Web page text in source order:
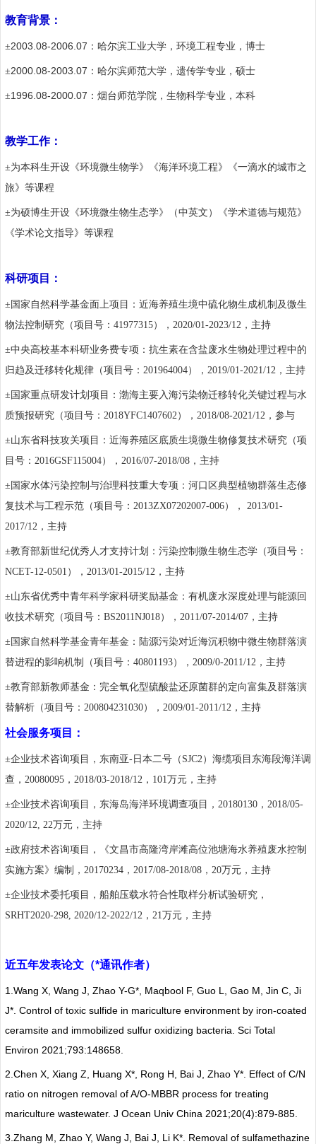
教育背景：
±2003.08-2006.07 ：哈尔滨工业大学，环境工程专业，博士
±2000.08-2003.07 ：哈尔滨师范大学，遗传学专业，硕士
±1996.08-2000.07 ：烟台师范学院，生物科学专业，本科
教学工作：
±为本科生开设《环境微生物学》《海洋环境工程》《一滴水的城市之
旅》等课程
±为硕博生开设《环境微生物生态学》（中英文）《学术道德与规范》
《学术论文指导》等课程
科研项目：
± 国家自然科学基金面上项目：近海养殖生境中硫化物生成机制及微生
物法控制研究（项目号： 41977315）， 2020/01-2023/12 ，主持
±中央高校基本科研业务费专项：抗生素在含盐废水生物处理过程中的
归趋及迁移转化规律（项目号： 201964004）， 2019/01-2021/12 ，主持
± 国家重点研发计划项目：渤海主要入海污染物迁移转化关键过程与水
质预报研究（项目号： 2018YFC1407602 ）， 2018/08-2021/12 ，参与
±山东省科技攻关项目：近海养殖区底质生境微生物修复技术研究（项
目号： 2016GSF115004）， 2016/07-2018/08 ，主持
± 国家水体污染控制与治理科技重大专项：河口区典型植物群落生态修
复技术与工程示范（项目号： 2013ZX07202007-006），
2013/01-
2017/12 ，主持
±教育部新世纪优秀人才支持计划：污染控制微生物生态学（项目号：
NCET-12-0501 ）， 2013/01-2015/12 ，主持
±山东省优秀中青年科学家科研奖励基金：有机废水深度处理与能源回
收技术研究（项目号： BS2011NJ018）， 2011/07-2014/07 ，主持
± 国家自然科学基金青年基金：陆源污染对近海沉积物中微生物群落演
替进程的影响机制（项目号： 40801193）， 2009/0-2011/12 ，主持
±教育部新教师基金：完全氧化型硫酸盐还原菌群的定向富集及群落演
替解析（项目号： 200804231030）， 2009/01-2011/12 ，主持
社会服务项目：
±企业技术咨询项目，东南亚- 日本二号（ SJC2 ）海缆项目东海段海洋调
查， 20080095 ， 2018/03-2018/12 ， 101 万元，主持
±企业技术咨询项目，东海岛海洋环境调查项目， 20180130 ， 2018/05-
2020/12, 22万元，主持
±政府技术咨询项目，《文昌市高隆湾岸滩高位池塘海水养殖废水控制
实施方案》编制， 20170234 ， 2017/08-2018/08 ， 20万元，主持
±企业技术委托项目，船舶压载水符合性取样分析试验研究，
SRHT2020-298, 2020/12-2022/12 ， 21 万元，主持
近五年发表论文（*通讯作者）
1. Wang X, Wang J, Zhao Y-G*, Maqbool F, Guo L, Gao M, Jin C, Ji
J*. Control of toxic sulfide in mariculture environment by iron-coated
ceramsite and immobilized sulfur oxidizing bacteria. Sci Total
Environ 2021;793:148658.
2. Chen X, Xiang Z, Huang X*, Rong H, Bai J, Zhao Y*. Effect of C/N
ratio on nitrogen removal of A/O-MBBR process for treating
mariculture wastewater. J Ocean Univ China 2021;20(4):879-885.
3. Zhang M, Zhao Y, Wang J, Bai J, Li K*. Removal of sulfamethazine